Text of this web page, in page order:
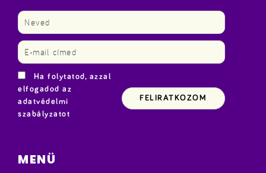
Ha folytatod, azzal
elfogadod az
adatvédelmi
szabályzatot
MENÜ